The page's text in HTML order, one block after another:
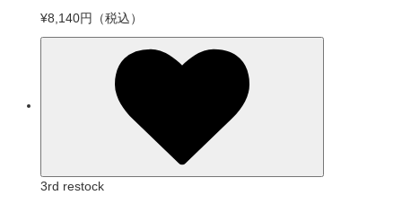
¥8,140円 （税込）
3rd restock